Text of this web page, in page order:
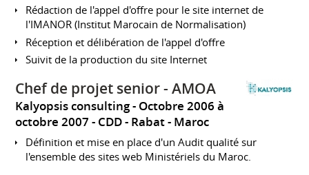
Rédaction de l'appel d'offre pour le site internet de
l'IMANOR (Institut Marocain de Normalisation)
Réception et délibération de l'appel d'offre
Suivit de la production du site Internet
Chef de projet senior - AMOA
Kalyopsis consulting
Octobre 2006 à
octobre 2007 CDD Rabat Maroc
Définition et mise en place d'un Audit qualité sur
l'ensemble des sites web Ministériels du Maroc.